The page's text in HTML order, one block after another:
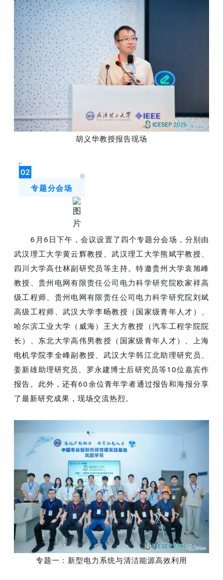
胡义华教授报告现场
02
专题分会场
6月6日下午，会议设置了四个专题分会场，分别由
武汉理工大学黄云辉教授、武汉理工大学熊斌宇教授、
四川大学高仕林副研究员等主持。特邀贵州大学袁旭峰
教授、贵州电网有限责任公司电力科学研究院欧家祥高
级工程师、 贵州电网有限责任公司电力科学研究院刘斌
高级工程师、武汉大学李旸教授（国家级青年人才）、
哈尔滨工业大学（威海）王大方教授（汽车工程学院院
长）、东北大学高伟男教授（国家级青年人才）、上海
电机学院李全峰副教授、武汉大学韩江北助理研究员、
姜新雄助理研究员、罗永建博士后研究员等10位嘉宾作
报告。此外，还有60余位青年学者通过报告和海报分享
了最新研究成果，现场交流热烈。
专题一： 新型电力系统与清洁能源高效利用